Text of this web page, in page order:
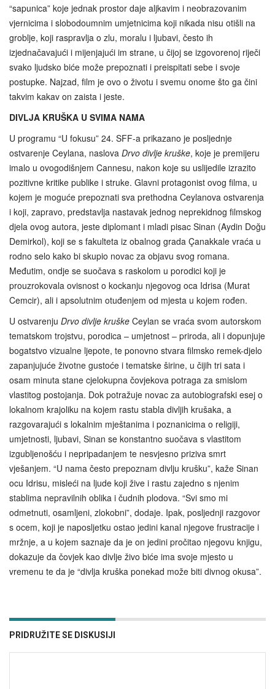
“sapunica” koje jednak prostor daje aljkavim i neobrazovanim
vjernicima i slobodoumnim umjetnicima koji nikada nisu otišli na
groblje, koji raspravlja o zlu, moralu i ljubavi, često ih
izjednačavajući i mijenjajući im strane, u čijoj se izgovorenoj riječi
svako ljudsko biće može prepoznati i preispitati sebe i svoje
postupke. Najzad, film je ovo o životu i svemu onome što ga čini
takvim kakav on zaista i jeste.
DIVLJA KRUŠKA U SVIMA NAMA
U programu “U fokusu” 24. SFF-a prikazano je posljednje
ostvarenje Ceylana, naslova Drvo divlje kruške, koje je premijeru
imalo u ovogodišnjem Cannesu, nakon koje su uslijedile izrazito
pozitivne kritike publike i struke. Glavni protagonist ovog filma, u
kojem je moguće prepoznati sva prethodna Ceylanova ostvarenja
i koji, zapravo, predstavlja nastavak jednog neprekidnog filmskog
djela ovog autora, jeste diplomant i mladi pisac Sinan (Aydin Doğu
Demirkol), koji se s fakulteta iz obalnog grada Çanakkale vraća u
rodno selo kako bi skupio novac za objavu svog romana.
Međutim, ondje se suočava s raskolom u porodici koji je
prouzrokovala ovisnost o kockanju njegovog oca Idrisa (Murat
Cemcir), ali i apsolutnim otuđenjem od mjesta u kojem rođen.
U ostvarenju Drvo divlje kruške Ceylan se vraća svom autorskom
tematskom trojstvu, porodica – umjetnost – priroda, ali i dopunjuje
bogatstvo vizualne ljepote, te ponovno stvara filmsko remek-djelo
zapanjujuće životne gustoće i tematske širine, u čijih tri sata i
osam minuta stane cjelokupna čovjekova potraga za smislom
vlastitog postojanja. Dok potražuje novac za autobiografski esej o
lokalnom krajoliku na kojem rastu stabla divljih krušaka, a
razgovarajući s lokalnim mještanima i poznanicima o religiji,
umjetnosti, ljubavi, Sinan se konstantno suočava s vlastitom
izgubljenošću i nepripadanjem te nesvjesno priziva smrt
vješanjem. “U nama često prepoznam divlju krušku”, kaže Sinan
ocu Idrisu, misleći na ljude koji žive i rastu zajedno s njenim
stablima nepravilnih oblika i čudnih plodova. “Svi smo mi
odmetnuti, osamljeni, zlokobni”, dodaje. Ipak, posljednji razgovor
s ocem, koji je naposljetku ostao jedini kanal njegove frustracije i
mržnje, a u kojem saznaje da je on jedini pročitao njegovu knjigu,
dokazuje da čovjek kao divlje živo biće ima svoje mjesto u
vremenu te da je “divlja kruška ponekad može biti divnog okusa”.
PRIDRUŽITE SE DISKUSIJI